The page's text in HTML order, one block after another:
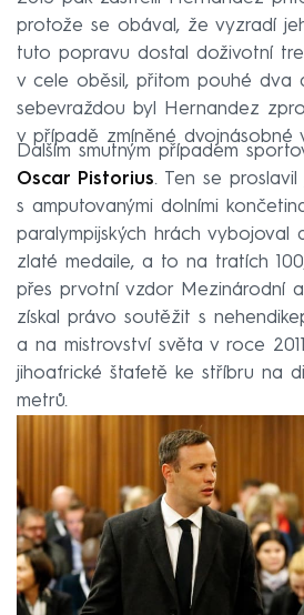
protože se obával, že vyzradí
tuto popravu dostal doživotní
v cele oběsil, přitom pouhé dva
sebevraždou byl Hernandez
v případě zmíněné dvojnásobné
Dalším smutným případem
Oscar Pistorius. Ten se
s amputovanými dolními
paralympijských hrách vybojoval
zlaté medaile, a to na tratích
přes prvotní vzdor Mezinárodní
získal právo soutěžit s
a na mistrovství světa v roce
jihoafrické štafetě ke stříbru na
metrů.